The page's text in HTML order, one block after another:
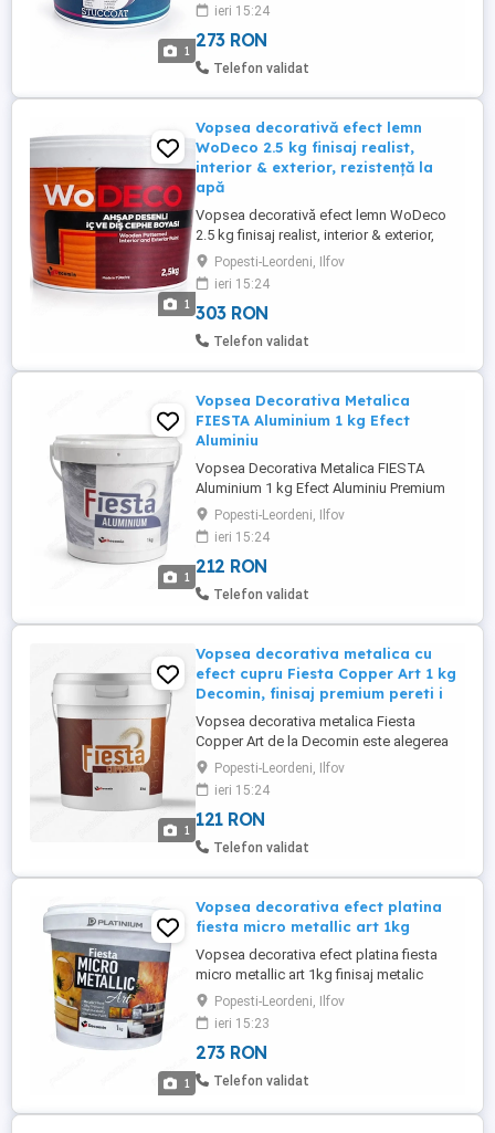
1
pentru pereti interiori cu design modern
sau clasic. Acest finisaj transforma
complet orice incapere, oferind un aspect
ieri 15:24
273 RON
Telefon validat
1
Vopsea decorativă efect lemn
WoDeco 2.5 kg finisaj realist,
interior & exterior, rezistență la
apă
Vopsea decorativă efect lemn WoDeco
2.5 kg finisaj realist, interior & exterior,
rezistență la apă și aderență ridicată
Transformă orice suprafață banală într-un
finisaj premium cu aspect natural de lemn
folosind vopseaua decorativă WoDeco
efect lemn. Creată pe bază acrilică,
Popesti-Leordeni, Ilfov
ieri 15:24
303 RON
Telefon validat
1
Vopsea Decorativa Metalica
FIESTA Aluminium 1 kg Efect
Aluminiu
Vopsea Decorativa Metalica FIESTA
Aluminium 1 kg Efect Aluminiu Premium
pentru Pereti Interiori Decomin
Transforma orice spatiu intr-un interior
modern si elegant cu vopseaua
decorativa metalica FIESTA Aluminium 1
kg, un produs premium pe baza de
finisaje interioare ...
Popesti-Leordeni, Ilfov
ieri 15:24
212 RON
Telefon validat
1
Vopsea decorativa metalica cu
efect cupru Fiesta Copper Art 1 kg
Decomin, finisaj premium pereti i
Vopsea decorativa metalica Fiesta
Copper Art de la Decomin este alegerea
ideala pentru cei care doresc sa
transforme peretii intr-un element de
design spectaculos, cu efect de cupru
elegant si reflexii metalice moderne.
Aceasta vopsea decorativa premium pe
metalici ...
Popesti-Leordeni, Ilfov
ieri 15:24
121 RON
Telefon validat
1
Vopsea decorativa efect platina
fiesta micro metallic art 1kg
Vopsea decorativa efect platina fiesta
micro metallic art 1kg finisaj metalic
premium pereti interior decomin
Transformă complet aspectul locuinței
tale cu vopseaua decorativă premium
Fiesta Micro Metallic Art cu efect platină,
soluția ideală pentru realizarea unor
Popesti-Leordeni, Ilfov
ieri 15:23
273 RON
Telefon validat